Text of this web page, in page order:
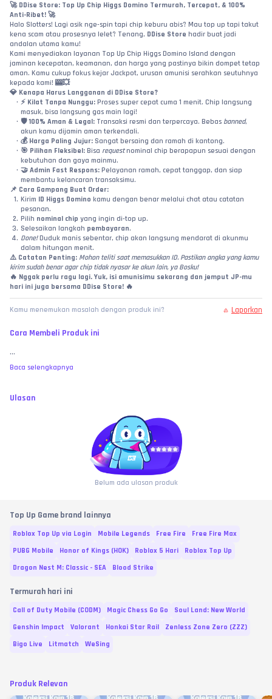
🚀 DDise Store: Top Up Chip Higgs Domino Termurah, Tercepat, & 100%
Anti-Ribet! 🚀
Halo Slotters! Lagi asik nge-spin tapi chip keburu abis? Mau top up tapi takut
kena scam atau prosesnya lelet? Tenang, DDise Store hadir buat jadi
andalan utama kamu!
Kami menyediakan layanan Top Up Chip Higgs Domino Island dengan
jaminan kecepatan, keamanan, dan harga yang pastinya bikin dompet tetap
aman. Kamu cukup fokus kejar Jackpot, urusan amunisi serahkan seutuhnya
kepada kami! 🎰💥
💎 Kenapa Harus Langganan di DDise Store?
⚡ Kilat Tanpa Nunggu: Proses super cepat cuma 1 menit. Chip langsung
masuk, bisa langsung gas main lagi!
🛡️ 100% Aman & Legal: Transaksi resmi dan terpercaya. Bebas banned,
akun kamu dijamin aman terkendali.
💰 Harga Paling Jujur: Sangat bersaing dan ramah di kantong.
🎯 Pilihan Fleksibel: Bisa request nominal chip berapapun sesuai dengan
kebutuhan dan gaya mainmu.
🤝 Admin Fast Respons: Pelayanan ramah, cepat tanggap, dan siap
membantu kelancaran transaksimu.
📌 Cara Gampang Buat Order:
Kirim ID Higgs Domino kamu dengan benar melalui chat atau catatan
pesanan.
Pilih nominal chip yang ingin di-top up.
Selesaikan langkah pembayaran.
Done! Duduk manis sebentar, chip akan langsung mendarat di akunmu
dalam hitungan menit.
⚠️ Catatan Penting: Mohon teliti saat memasukkan ID. Pastikan angka yang kamu
kirim sudah benar agar chip tidak nyasar ke akun lain, ya Bosku!
🔥 Nggak perlu ragu lagi. Yuk, isi amunisimu sekarang dan jemput JP-mu
hari ini juga bersama DDise Store! 🔥
Kamu menemukan masalah dengan produk ini? Laporkan
Cara Membeli Produk ini
...
Baca selengkapnya
Ulasan
Belum ada ulasan produk
Top Up Game brand lainnya
Roblox Top Up via Login Mobile Legends Free Fire
Free Fire Max
PUBG Mobile
Honor of Kings (HOK) Roblox 5 Hari
Roblox Top Up
Dragon Nest M: Classic - SEA
Blood Strike
Termurah hari ini
Call of Duty Mobile (CODM) Magic Chess Go Go
Soul Land: New World
Genshin Impact
Valorant Honkai Star Rail
Zenless Zone Zero (ZZZ)
Bigo Live
Litmatch WeSing
Produk Relevan